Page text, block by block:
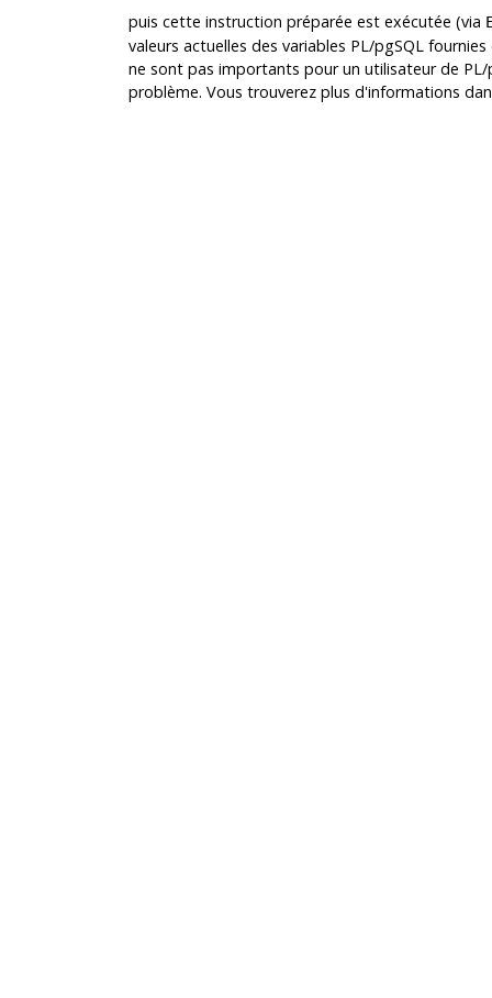
puis cette instruction préparée est exécutée (via
valeurs actuelles des variables PL/pgSQLfournies
ne sont pas importants pour un utilisateur de PL/
problème. Vous trouverez plus d'informations